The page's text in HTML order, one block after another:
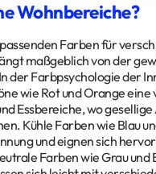
Wohnbereiche?
Farben für
maßgeblich von der
der Farbpsychologie der
wie Rot und Orange eine
Essbereiche, wo
Kühle Farben wie Blau
und eignen sich
Farben wie Grau und